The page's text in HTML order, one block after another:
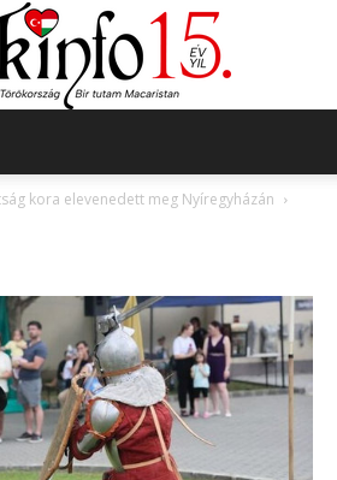
kora elevenedett meg Nyíregyházán